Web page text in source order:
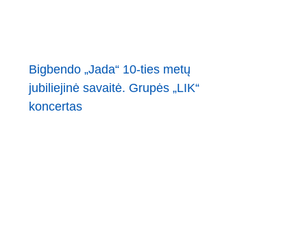
Bigbendo „Jada“ 10-ties metų
jubiliejinė savaitė. Grupės „LIK“
koncertas